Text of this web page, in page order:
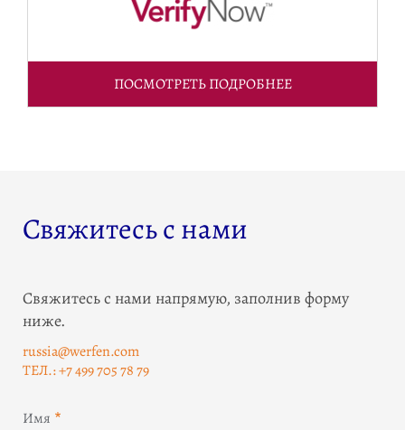
ПОСМОТРЕТЬ ПОДРОБНЕЕ
Свяжитесь с нами
Свяжитесь с нами напрямую, заполнив форму
ниже.
russia@werfen.com
ТЕЛ.: +7 499 705 78 79
Имя